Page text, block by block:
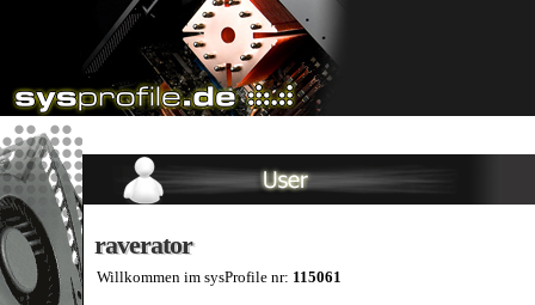
raverator
raverator
Willkommen im sysProfile nr: 115061